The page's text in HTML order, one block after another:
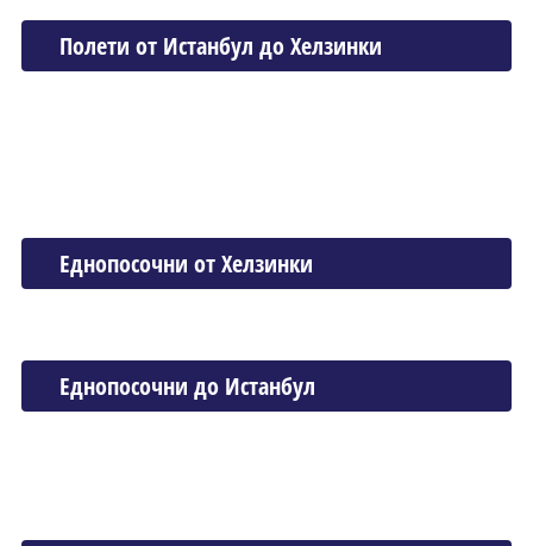
Полети от Истанбул до Хелзинки
Еднопосочни от Хелзинки
Еднопосочни до Истанбул